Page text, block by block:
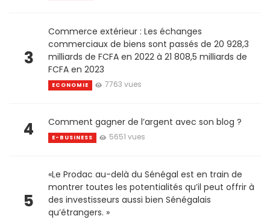
3
Commerce extérieur : Les échanges
commerciaux de biens sont passés de 20 928,3
milliards de FCFA en 2022 à 21 808,5 milliards de
FCFA en 2023
ECONOMIE 7763 vues
4 Comment gagner de l’argent avec son blog ?
E-BUSINESS 5651 vues
5
«Le Prodac au-delà du Sénégal est en train de
montrer toutes les potentialités qu’il peut offrir à
des investisseurs aussi bien Sénégalais
qu’étrangers. »